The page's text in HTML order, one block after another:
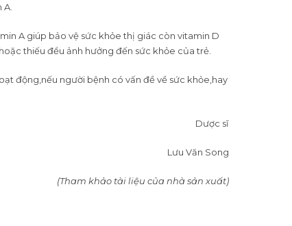
A giúp bảo vệ sức khỏe thị giác còn vitamin D
thiếu đều ảnh hưởng đến sức khỏe của trẻ.
động,nếu người bệnh có vấn đề về sức khỏe,hay
Dược sĩ
Lưu Văn Song
(Tham khảo tài liệu của nhà sản xuất)